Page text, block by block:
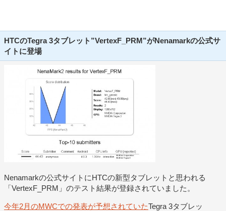
HTCのTegra 3タブレット”VertexF_PRM”がNenamarkの公式サ
イトに登場
Nenamarkの公式サイトにHTCの新型タブレットと思われる
「VertexF_PRM」のテスト結果が登録されていました。
今年2月のMWCでの発表が予想されていたTegra 3タブレッ